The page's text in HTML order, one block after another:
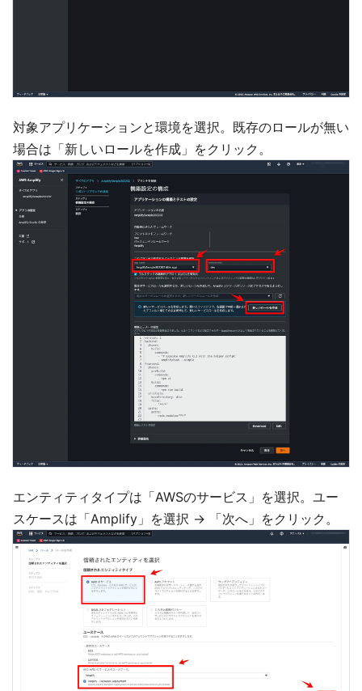
対象アプリケーションと環境を選択。既存のロールが無い
場合は「新しいロールを作成」をクリック。
エンティティタイプは「AWSのサービス」を選択。ユー
スケースは「Amplify」を選択 → 「次へ」をクリック。